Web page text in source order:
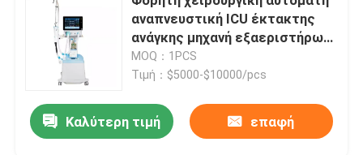
αναπνευστική ICU έκτακτης
ανάγκης μηχανή εξαεριστήρων
εξοπλισμού
MOQ：1PCS
Τιμή：$5000-$10000/pcs
Καλύτερη τιμή επαφή